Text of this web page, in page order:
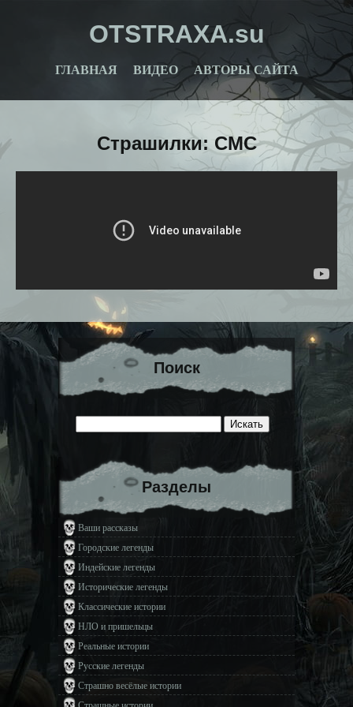
OTSTRAXA.su
ГЛАВНАЯ ВИДЕО АВТОРЫ САЙТА
Страшилки: СМС
Поиск
Разделы
Ваши рассказы
Городские легенды
Индейские легенды
Исторические легенды
Классические истории
НЛО и пришельцы
Реальные истории
Русские легенды
Страшно весёлые истории